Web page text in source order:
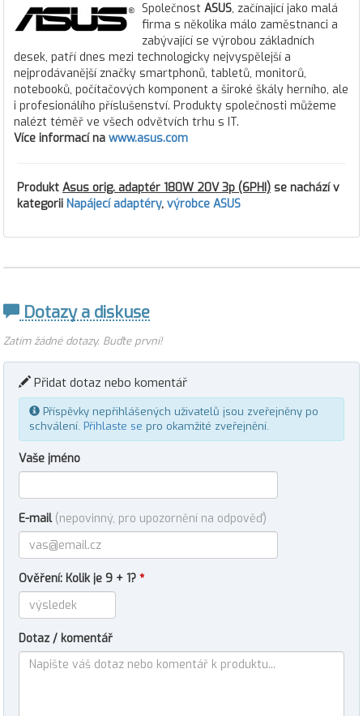
Společnost ASUS, začínající jako malá
firma s několika málo zaměstnanci a
zabývající se výrobou základních
desek, patří dnes mezi technologicky nejvyspělejší a
nejprodávanější značky smartphonů, tabletů, monitorů,
notebooků, počítačových komponent a široké škály herního, ale
i profesionálího příslušenství. Produkty společnosti můžeme
nalézt téměř ve všech odvětvích trhu s IT.
Více informací na www.asus.com
Produkt Asus orig. adaptér 180W 20V 3p (6PHI) se nachází v
kategorii Napájecí adaptéry, výrobce ASUS
Dotazy a diskuse
Zatím žádné dotazy. Buďte první!
Přidat dotaz nebo komentář
Příspěvky nepřihlášených uživatelů jsou zveřejněny po
schválení. Přihlaste se pro okamžité zveřejnění.
Vaše jméno
E-mail (nepovinný, pro upozornění na odpověď)
Ověření: Kolik je 9 + 1? *
Dotaz / komentář